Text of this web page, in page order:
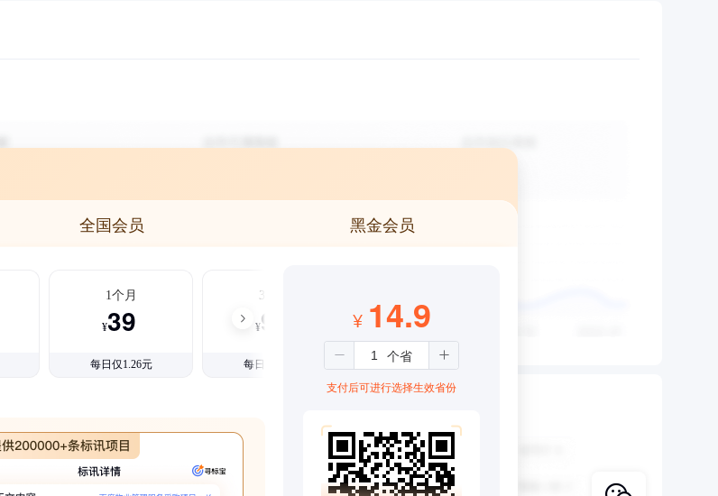
全国会员 黑金会员
1个月
¥39
每日仅1.26元
3个月
¥99
每日仅1.08元
¥ 14.9
支付后可进行选择生效省份